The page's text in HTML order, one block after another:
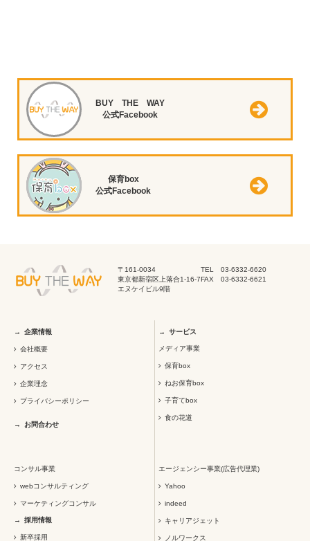
BUY THE WAY
公式Facebook
保育box
公式Facebook
〒161-0034
東京都新宿区上落合1-16-7
エヌケイビル9階
TEL 03-6332-6620
FAX 03-6332-6621
企業情報
会社概要
アクセス
企業理念
プライバシーポリシー
お問合わせ
サービス
メディア事業
保育box
ねお保育box
子育てbox
食の花道
コンサル事業
webコンサルティング
マーケティングコンサル
エージェンシー事業(広告代理業)
Yahoo
indeed
キャリアジェット
ノルワークス
採用情報
新卒採用